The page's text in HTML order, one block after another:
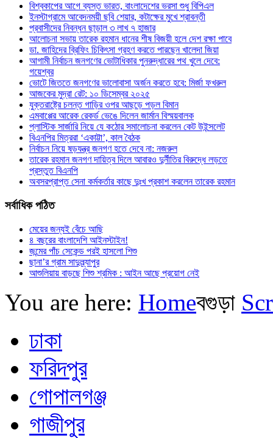
বিশ্বকাপের আগে ব্যস্ত ভারত, বাংলাদেশের ভরসা শুধু বিপিএল
ইনস্টাগ্রামে আবেদনময়ী ছবি শেয়ার, কটাক্ষের মুখে শ্রাবন্তী
প্রবাসীদের নিবন্ধন ছাড়াল ৩ লাখ ৭ হাজার
আলোচনা সভায় তারেক রহমান ধানের শীষ বিজয়ী হলে দেশ রক্ষা পাবে
ডা. জাহিদের ব্রিফিং চিকিৎসা গ্রহণ করতে পারছেন খালেদা জিয়া
আগামী নির্বাচন জনগণের ভোটাধিকার পুনরুদ্ধারের পথ খুলে দেবে:
গয়েশ্বর
ভোটে জিততে জনগণের ভালোবাসা অর্জন করতে হবে: মির্জা ফখরুল
আজকের মুদ্রা রেট: ১০ ডিসেম্বর ২০২৫
যুক্তরাষ্ট্রে চলন্ত গাড়ির ওপর আছড়ে পড়ল বিমান
এমবাপ্পের আরেক রেকর্ড ভেঙে দিলেন জার্মান বিস্ময়বালক
প্লাস্টিক সার্জারি নিয়ে যে কঠোর সমালোচনা করলেন কেট উইন্সলেট
বিএনপির মিত্ররা ‘একাট্টা’, কাল বৈঠক
নির্বাচন নিয়ে ষড়যন্ত্র জনগণ হতে দেবে না: নজরুল
তারেক রহমান জনগণ দায়িত্ব দিলে আবারও দুর্নীতির বিরুদ্ধে লড়তে
প্রস্তুত বিএনপি
অবসরপ্রাপ্ত সেনা কর্মকর্তার কাছে দুঃখ প্রকাশ করলেন তারেক রহমান
সর্বাধিকপঠিত
মেয়ের জন্যই বেঁচে আছি
৪ বছরের বাংলাদেশি আইনস্টাইন!
জন্মের পাঁচ সেকেন্ড পরই হাসলো শিশু
ছানা’র গ্রাম সাদুল্ল্যাপুর
আশুলিয়ায় বাড়ছে শিশু শ্রমিক : আইন আছে প্রয়োগ নেই
You are here: Homeবগুড়া
ঢাকা
ফরিদপুর
গোপালগঞ্জ
গাজীপুর